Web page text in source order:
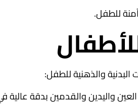
للطفل.
والذهنية للطفل:
واليدين والقدمين بدقة